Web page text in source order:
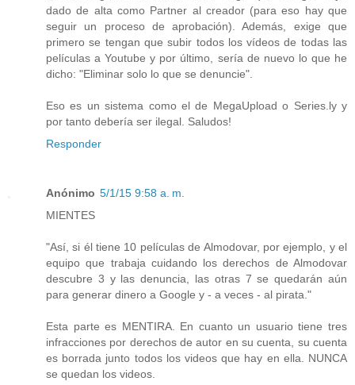
dado de alta como Partner al creador (para eso hay que
seguir un proceso de aprobación). Además, exige que
primero se tengan que subir todos los vídeos de todas las
películas a Youtube y por último, sería de nuevo lo que he
dicho: "Eliminar solo lo que se denuncie".
Eso es un sistema como el de MegaUpload o Series.ly y
por tanto debería ser ilegal. Saludos!
Responder
Anónimo 5/1/15 9:58 a. m.
MIENTES
"Así, si él tiene 10 películas de Almodovar, por ejemplo, y el
equipo que trabaja cuidando los derechos de Almodovar
descubre 3 y las denuncia, las otras 7 se quedarán aún
para generar dinero a Google y - a veces - al pirata."
Esta parte es MENTIRA. En cuanto un usuario tiene tres
infracciones por derechos de autor en su cuenta, su cuenta
es borrada junto todos los videos que hay en ella. NUNCA
se quedan los videos.